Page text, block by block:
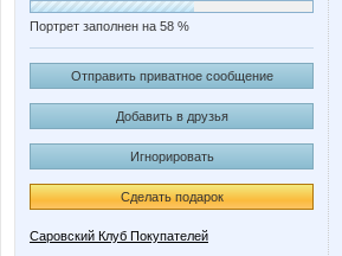
Портрет заполнен на 58 %
Отправить приватное сообщение
Добавить в друзья
Игнорировать
Сделать подарок
Саровский Клуб Покупателей